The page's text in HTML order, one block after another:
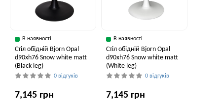
В наявності
Стіл обідній Bjorn Opal
d90хh76 Snow white matt
(Black leg)
0 відгуків
7,145 грн
В наявності
Стіл обідній Bjorn Opal
d90хh76 Snow white matt
(White leg)
0 відгуків
7,145 грн